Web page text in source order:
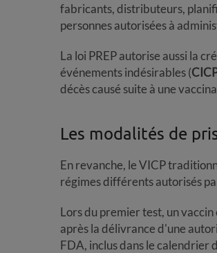
fabricants, distributeurs,
personnes autorisées à
La loi PREP autorise aussi la
événements indésirables (
décès causé suite à une
Les modalités de
En revanche, le VICP
régimes différents autorisés
Lors du premier test, un
après la délivrance d'une
FDA, inclus dans le calendrier